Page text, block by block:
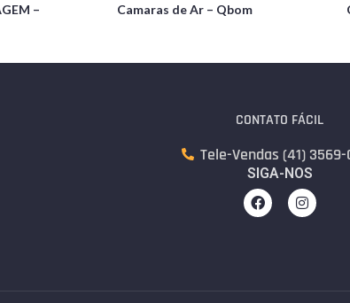
–
Camaras de Ar – Qbom
CONTATO FÁCIL
Tele-Vendas (41)
SIGA-NOS